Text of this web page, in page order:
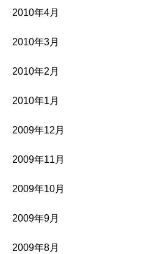
2010年4月
2010年3月
2010年2月
2010年1月
2009年12月
2009年11月
2009年10月
2009年9月
2009年8月